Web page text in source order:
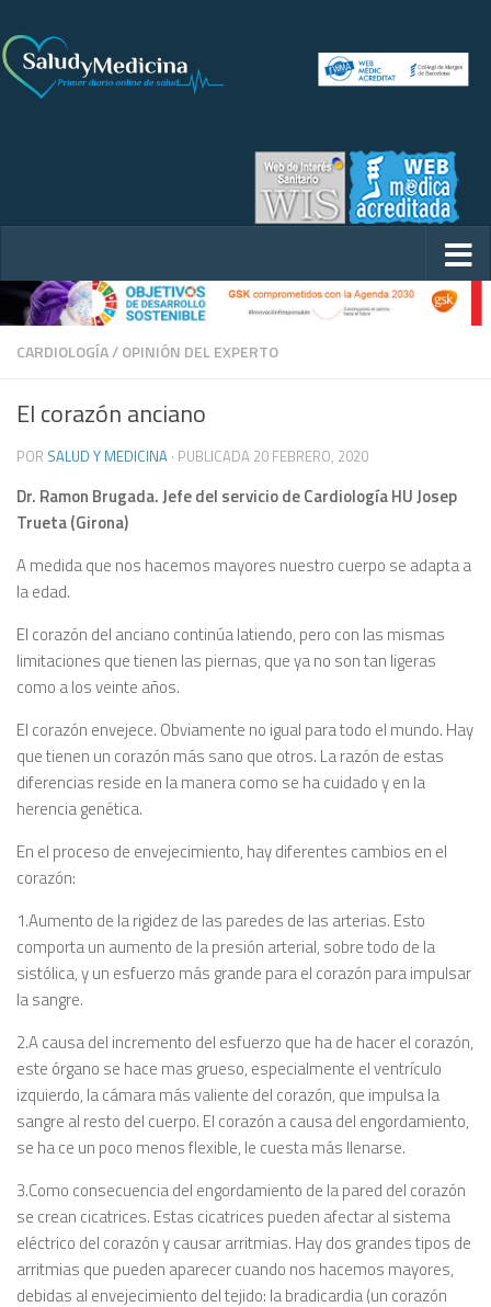
CARDIOLOGÍA/OPINIÓN DEL EXPERTO
El corazón anciano
POR SALUD Y MEDICINA · PUBLICADA 20 FEBRERO, 2020
Dr. Ramon Brugada. Jefe del servicio de Cardiología HU Josep
Trueta (Girona)
A medida que nos hacemos mayores nuestro cuerpo se adapta a
la edad.
El corazón del anciano continúa latiendo, pero con las mismas
limitaciones que tienen las piernas, que ya no son tan ligeras
como a los veinte años.
El corazón envejece. Obviamente no igual para todo el mundo. Hay
que tienen un corazón más sano que otros. La razón de estas
diferencias reside en la manera como se ha cuidado y en la
herencia genética.
En el proceso de envejecimiento, hay diferentes cambios en el
corazón:
1.Aumento de la rigidez de las paredes de las arterias. Esto
comporta un aumento de la presión arterial, sobre todo de la
sistólica, y un esfuerzo más grande para el corazón para impulsar
la sangre.
2.A causa del incremento del esfuerzo que ha de hacer el corazón,
este órgano se hace mas grueso, especialmente el ventrículo
izquierdo, la cámara más valiente del corazón, que impulsa la
sangre al resto del cuerpo. El corazón a causa del engordamiento,
se ha ce un poco menos flexible, le cuesta más llenarse.
3.Como consecuencia del engordamiento de la pared del corazón
se crean cicatrices. Estas cicatrices pueden afectar al sistema
eléctrico del corazón y causar arritmias. Hay dos grandes tipos de
arritmias que pueden aparecer cuando nos hacemos mayores,
debidas al envejecimiento del tejido: la bradicardia (un corazón